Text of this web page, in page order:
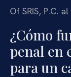
Of SRIS, P.C.
¿Cómo
penal en
para un